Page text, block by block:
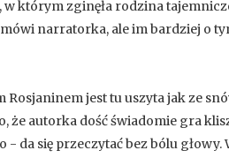
którym zginęła rodzina
mówi narratorka, ale im bardziej o
jest tu uszyta jak ze
że autorka dość świadomie gra
da się przeczytać bez bólu głowy.